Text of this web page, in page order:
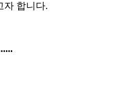
자 합니다.